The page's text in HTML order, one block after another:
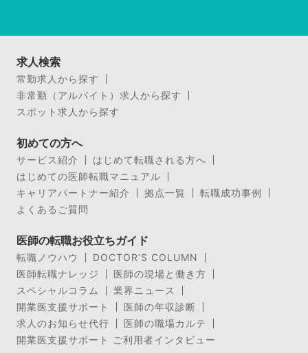
求人検索
常勤求人から探す
非常勤（アルバイト）求人から探す
スポット求人から探す
初めての方へ
サービス紹介
はじめて転職される方へ
はじめての医師転職マニュアル
キャリアパートナー紹介
拠点一覧
転職成功事例
よくあるご質問
医師の転職お役立ちガイド
転職ノウハウ
DOCTOR’S COLUMN
医師転職ナレッジ
医師の現場と働き方
スペシャルコラム
業界ニュース
開業医支援サポート
医師の年収診断
求人のお知らせ代行
医師の職場カルテ
開業医支援サポート ご利用者インタビュー